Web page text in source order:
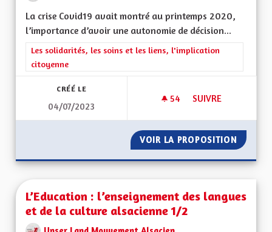
La crise Covid19 avait montré au printemps 2020,
l’importance d’avoir une autonomie de décision...
Filtrer les résultats de la catégorie : Les solidarités, les soins
Les solidarités, les soins et les liens, l'implication
citoyenne
CRÉÉ LE
04/07/2023
54 54 ABONNÉS
SUIVRE
VOIR LA PROPOSITION LA
L’Education : l’enseignement des langues
et de la culture alsacienne 1/2